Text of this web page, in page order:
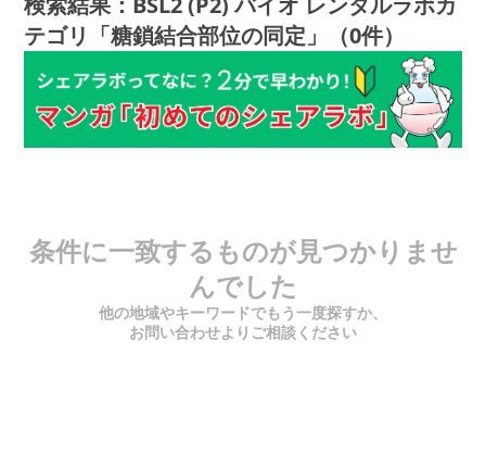
テゴリ「糖鎖結合部位の同定」（0件）
条件に一致するものが見つかりませ
んでした
他の地域やキーワードでもう一度探すか、
お問い合わせよりご相談ください